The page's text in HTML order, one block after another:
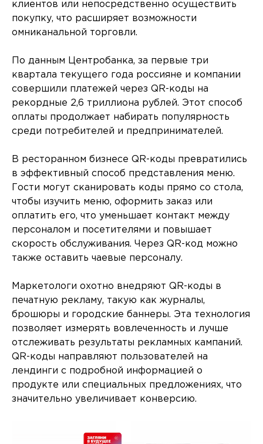
клиентов или непосредственно осуществить
покупку, что расширяет возможности
омниканальной торговли.
По данным Центробанка, за первые три
квартала текущего года россияне и компании
совершили платежей через QR-коды на
рекордные 2,6 триллиона рублей. Этот способ
оплаты продолжает набирать популярность
среди потребителей и предпринимателей.
В ресторанном бизнесе QR-коды превратились
в эффективный способ представления меню.
Гости могут сканировать коды прямо со стола,
чтобы изучить меню, оформить заказ или
оплатить его, что уменьшает контакт между
персоналом и посетителями и повышает
скорость обслуживания. Через QR-код можно
также оставить чаевые персоналу.
Маркетологи охотно внедряют QR-коды в
печатную рекламу, такую как журналы,
брошюры и городские баннеры. Эта технология
позволяет измерять вовлеченность и лучше
отслеживать результаты рекламных кампаний.
QR-коды направляют пользователей на
лендинги с подробной информацией о
продукте или специальных предложениях, что
значительно увеличивает конверсию.